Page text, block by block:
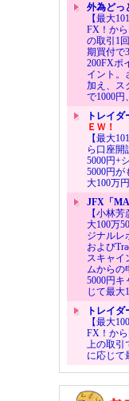
外為どっ
【最大
FX！か
の取引1
期買付で
200FXポ
イント。
加え、ス
で1000円
トレイダ
ＥＷ！
【最大
ら口座開
5000円+
5000円
大100万
JFX「
【小林
大100万
ジナルレ
および
スキャイ
ムからの
5000円
じて最大
トレイ
【最大
FX！か
上の取引
に応じて